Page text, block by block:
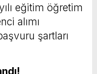
eğitim öğretim
alımı
şartları